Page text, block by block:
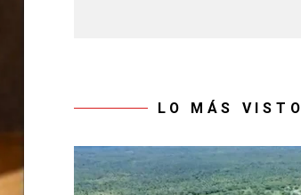
LO MÁS VISTO